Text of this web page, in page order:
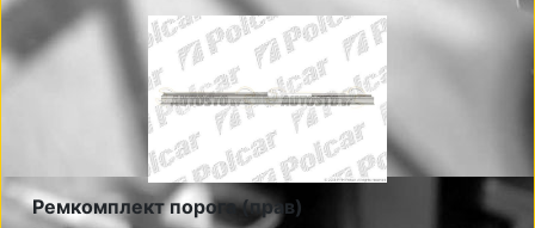
Ремкомплект порога (прав)